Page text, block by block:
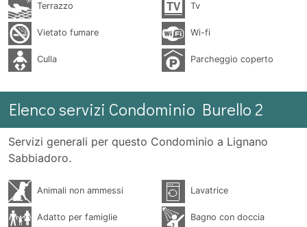
Terrazzo Tv
Vietato fumare Wi-fi
Culla Parcheggio coperto
Elenco servizi Condominio Burello 2
Servizi generali per questo Condominio a Lignano
Sabbiadoro.
Animali non ammessi Lavatrice
Adatto per famiglie Bagno con doccia